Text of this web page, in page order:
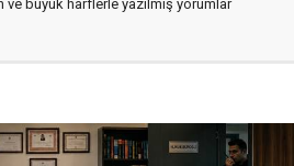
ve büyük harflerle yazılmış yorumlar